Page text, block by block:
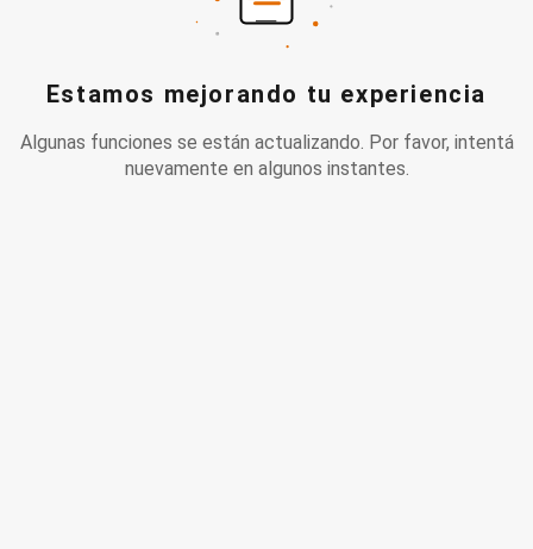
Estamos mejorando tu experiencia
Algunas funciones se están actualizando. Por favor, intentá
nuevamente en algunos instantes.